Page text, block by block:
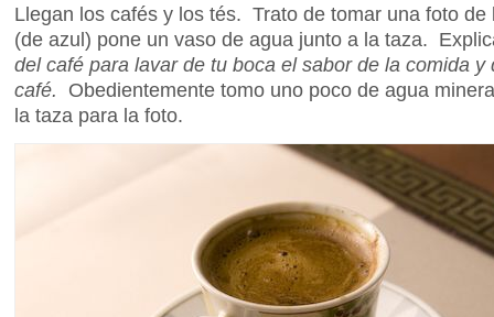
Llegan los cafés y los tés. Trato de tomar una foto
(de azul) pone un vaso de agua junto a la taza.
del café para lavar de tu boca el sabor de la comida y
café. Obedientemente tomo uno poco de agua
la taza para la foto.